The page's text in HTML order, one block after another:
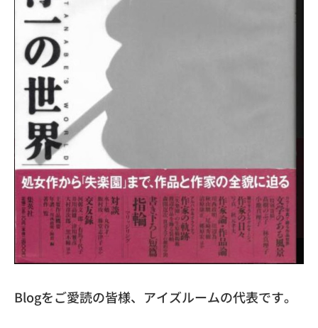
Blogをご愛読の皆様、アイズルームの代表です。